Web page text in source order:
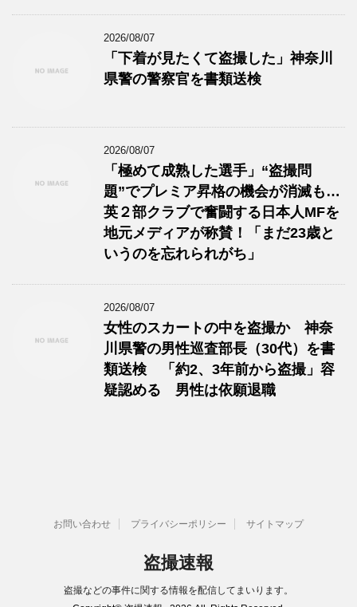
2026/08/07
「下着が見たくて盗撮した」神奈川
県警の警察官を書類送検
2026/08/07
「極めて成熟した選手」“盗撮問
題”でプレミア昇格の機会が消滅も…
英２部クラブで奮闘する日本人MFを
地元メディアが称賛！「まだ23歳と
いうのを忘れられがち」
2026/08/07
女性のスカートの中を盗撮か 神奈
川県警の男性巡査部長（30代）を書
類送検 「約2、3年前から盗撮」容
疑認める 男性は依願退職
お問い合わせ プライバシーポリシー サイトマップ
盗撮速報
盗撮などの事件に関する情報を配信してまいります。